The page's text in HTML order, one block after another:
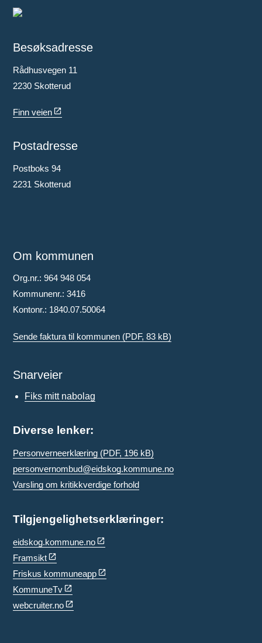
Besøksadresse
Rådhusvegen 11
2230 Skotterud
Finn veien
Postadresse
Postboks 94
2231 Skotterud
Om kommunen
Org.nr.: 964 948 054
Kommunenr.: 3416
Kontonr.: 1840.07.50064
Sende faktura til kommunen (PDF, 83 kB)
Snarveier
Fiks mitt nabolag
Diverse lenker:
Personverneerklæring (PDF, 196 kB)
personvernombud@eidskog.kommune.no
Varsling om kritikkverdige forhold
Tilgjengelighetserklæringer:
eidskog.kommune.no
Framsikt
Friskus kommuneapp
KommuneTv
webcruiter.no